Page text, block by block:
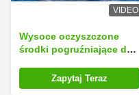
VIDEO
Wysoce oczyszczone
środki pogruźniające do
Zapytaj Teraz